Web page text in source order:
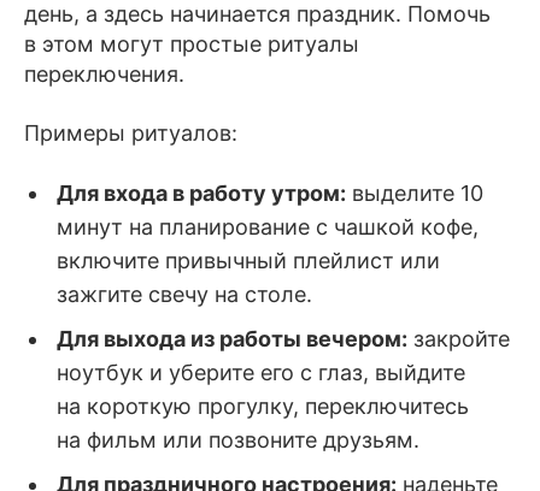
день, а здесь начинается праздник. Помочь
в этом могут простые ритуалы
переключения.
Примеры ритуалов:
Для входа в работу утром: выделите 10
минут на планирование с чашкой кофе,
включите привычный плейлист или
зажгите свечу на столе.
Для выхода из работы вечером: закройте
ноутбук и уберите его с глаз, выйдите
на короткую прогулку, переключитесь
на фильм или позвоните друзьям.
Для праздничного настроения: наденьте